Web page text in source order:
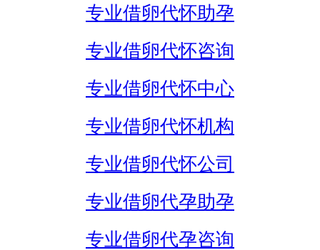
专业借卵代怀助孕
专业借卵代怀咨询
专业借卵代怀中心
专业借卵代怀机构
专业借卵代怀公司
专业借卵代孕助孕
专业借卵代孕咨询